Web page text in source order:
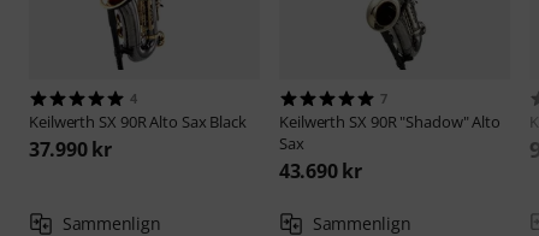
4
Keilwerth SX 90R Alto Sax Black
37.990 kr
Sammenlign
7
Keilwerth SX 90R "Shadow" Alto
Sax
43.690 kr
Sammenlign